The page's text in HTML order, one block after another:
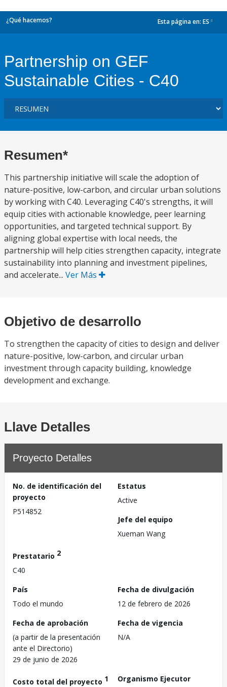
¿Qué hacemos? Esta página en: ES
Partnership on GEF
Sustainable Cities - C40
Resumen*
This partnership initiative will scale the adoption of
nature-positive, low-carbon, and circular urban solutions
by working with C40. Leveraging C40's strengths, it will
equip cities with actionable knowledge, peer learning
opportunities, and targeted technical support. By
aligning global expertise with local needs, the
partnership will help cities strengthen capacity, integrate
sustainability into planning and investment pipelines,
and accelerate... Ver Más
Objetivo de desarrollo
To strengthen the capacity of cities to design and deliver
nature-positive, low-carbon, and circular urban
investment through capacity building, knowledge
development and exchange.
Llave Detalles
Proyecto Detalles
No. de identificación del
proyecto
P514852
Estatus
Active
Jefe del equipo
Xueman Wang
Prestatario 2
C40
País
Todo el mundo
Fecha de divulgación
12 de febrero de 2026
Fecha de aprobación
(a partir de la presentación
ante el Directorio)
29 de junio de 2026
Fecha de vigencia
N/A
Costo total del proyecto 1
Organismo Ejecutor